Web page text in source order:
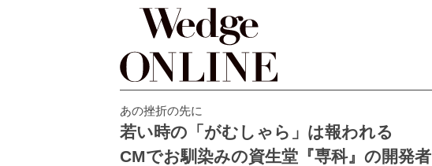
あの挫折の先に
若い時の「がむしゃら」は報われる
CMでお馴染みの資生堂『専科』の開発者